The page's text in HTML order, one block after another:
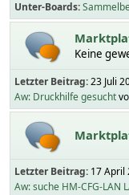
Unter-Boards
Keine
Letzter Beitrag:23 Juli
Aw: Druckhilfe gesucht
Letzter Beitrag: 17 April
Aw: suche HM-CFG-LAN